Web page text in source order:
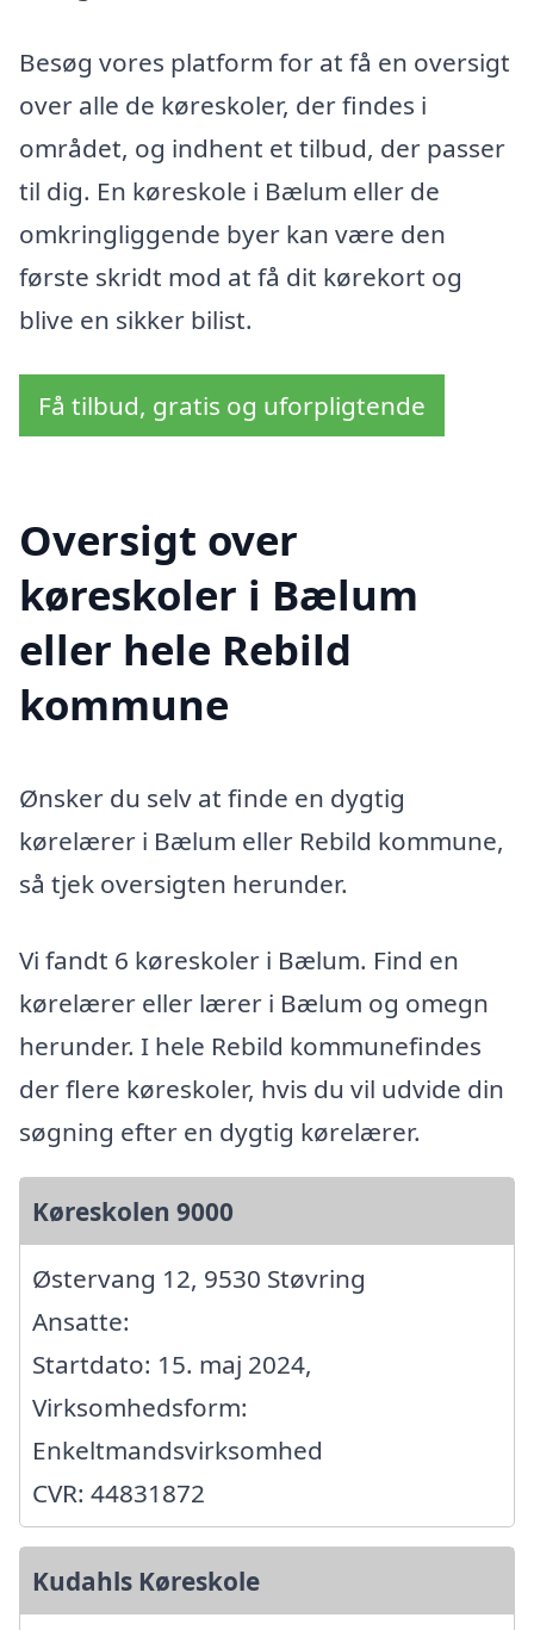
Besøg vores platform for at få en oversigt
over alle de køreskoler, der findes i
området, og indhent et tilbud, der passer
til dig. En køreskole i Bælum eller de
omkringliggende byer kan være den
første skridt mod at få dit kørekort og
blive en sikker bilist.
Få tilbud, gratis og uforpligtende
Oversigt over
køreskoler i Bælum
eller hele Rebild
kommune
Ønsker du selv at finde en dygtig
kørelærer i Bælum eller Rebild kommune,
så tjek oversigten herunder.
Vi fandt 6 køreskoler i Bælum. Find en
kørelærer eller lærer i Bælum og omegn
herunder. I hele Rebild kommunefindes
der flere køreskoler, hvis du vil udvide din
søgning efter en dygtig kørelærer.
Køreskolen 9000
Østervang 12, 9530 Støvring
Ansatte:
Startdato: 15. maj 2024,
Virksomhedsform:
Enkeltmandsvirksomhed
CVR: 44831872
Kudahls Køreskole